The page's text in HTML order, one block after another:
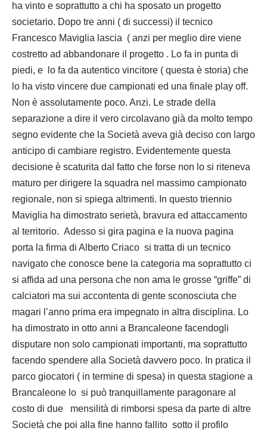
ha vinto e soprattutto a chi ha sposato un progetto
societario. Dopo tre anni ( di successi) il tecnico
Francesco Maviglia lascia ( anzi per meglio dire viene
costretto ad abbandonare il progetto . Lo fa in punta di
piedi, e lo fa da autentico vincitore ( questa è storia) che
lo ha visto vincere due campionati ed una finale play off.
Non è assolutamente poco. Anzi. Le strade della
separazione a dire il vero circolavano già da molto tempo
segno evidente che la Società aveva già deciso con largo
anticipo di cambiare registro. Evidentemente questa
decisione è scaturita dal fatto che forse non lo si riteneva
maturo per dirigere la squadra nel massimo campionato
regionale, non si spiega altrimenti. In questo triennio
Maviglia ha dimostrato serietà, bravura ed attaccamento
al territorio. Adesso si gira pagina e la nuova pagina
porta la firma di Alberto Criaco si tratta di un tecnico
navigato che conosce bene la categoria ma soprattutto ci
si affida ad una persona che non ama le grosse “griffe” di
calciatori ma sui accontenta di gente sconosciuta che
magari l’anno prima era impegnato in altra disciplina. Lo
ha dimostrato in otto anni a Brancaleone facendogli
disputare non solo campionati importanti, ma soprattutto
facendo spendere alla Società davvero poco. In pratica il
parco giocatori ( in termine di spesa) in questa stagione a
Brancaleone lo si può tranquillamente paragonare al
costo di due mensilità di rimborsi spesa da parte di altre
Società che poi alla fine hanno fallito sotto il profilo